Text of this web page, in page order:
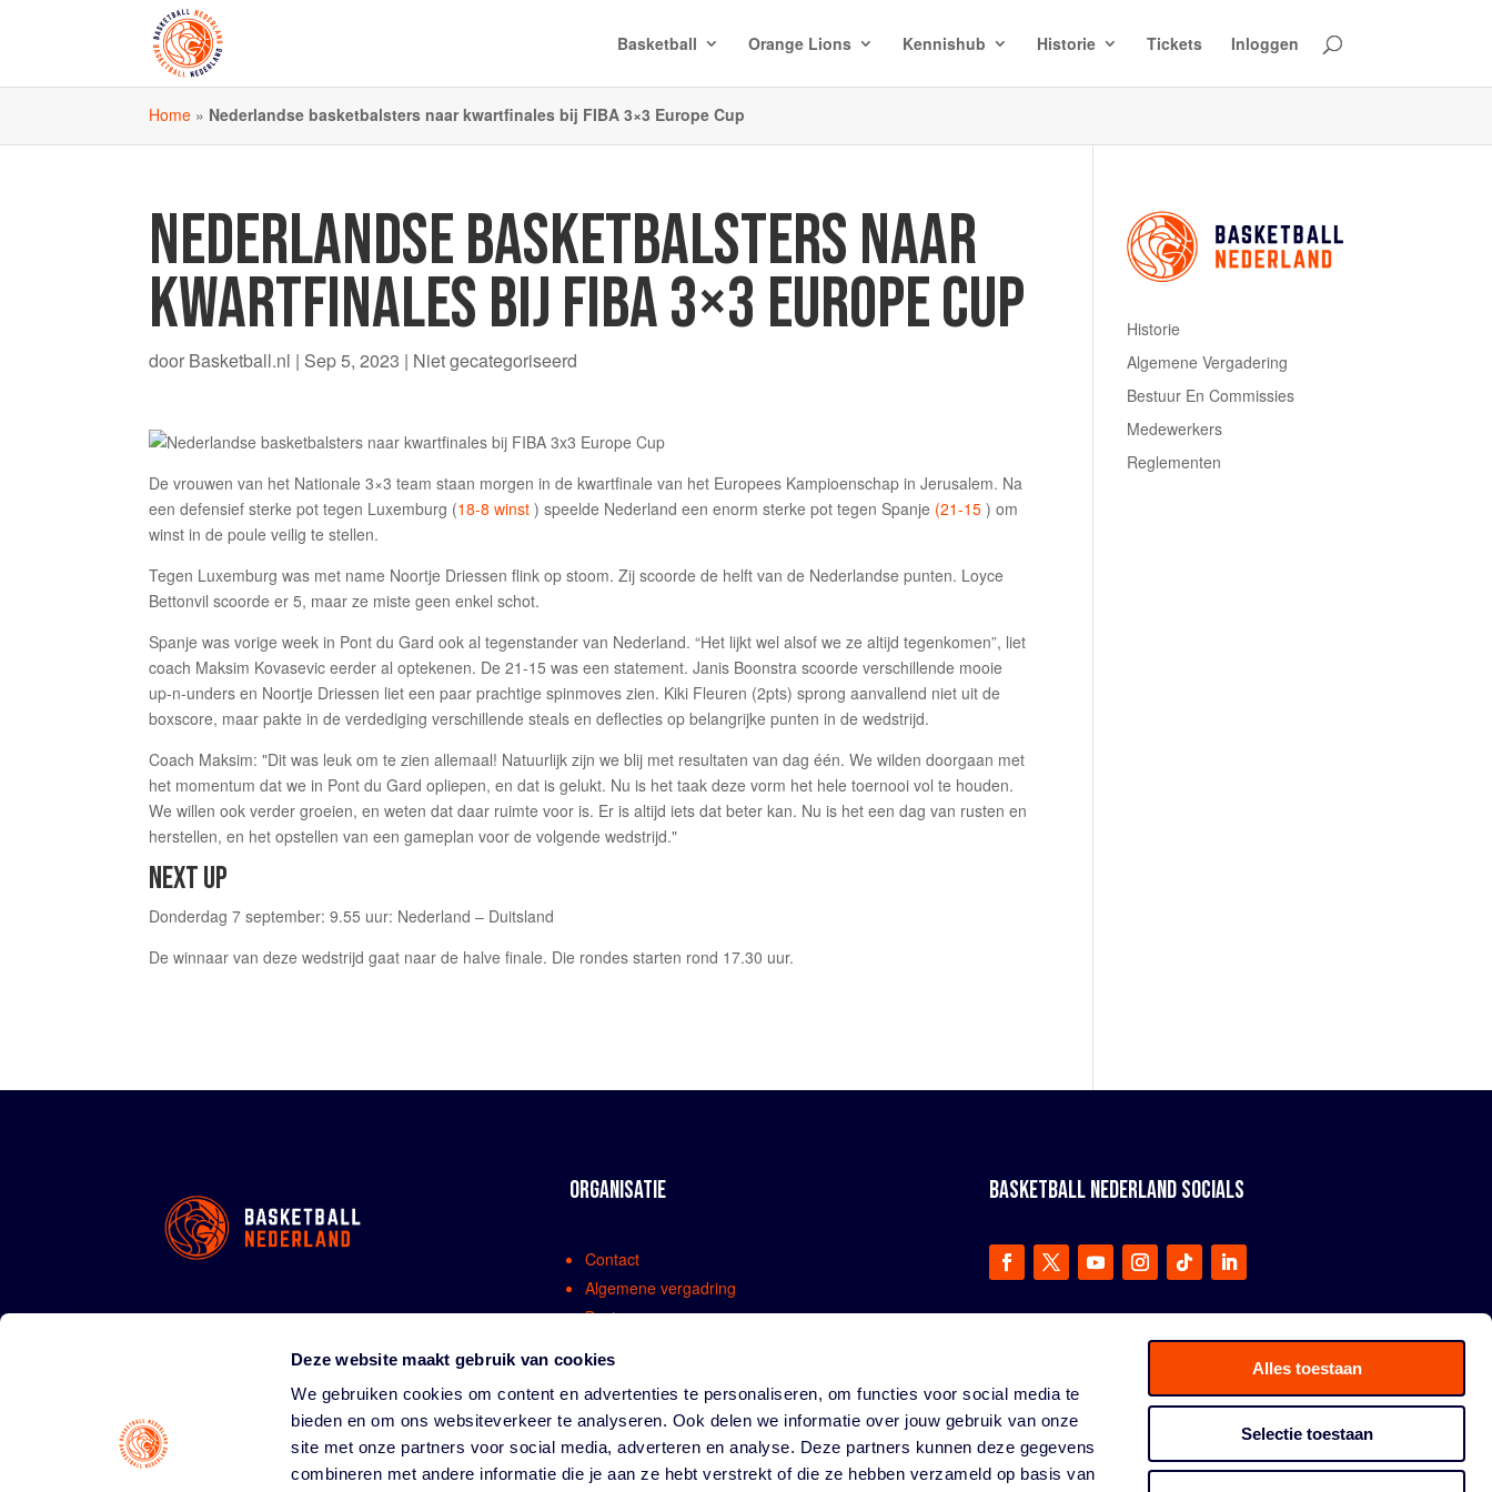
Deze website maakt gebruik van cookies
We gebruiken cookies om content en advertenties te personaliseren, om functies voor social media te
bieden en om ons websiteverkeer te analyseren. Ook delen we informatie over jouw gebruik van onze
site met onze partners voor social media, adverteren en analyse. Deze partners kunnen deze gegevens
combineren met andere informatie die je aan ze hebt verstrekt of die ze hebben verzameld op basis van
Alles toestaan
Selectie toestaan
Basketball Orange Lions Kennishub Historie Tickets Inloggen
Home » Nederlandse basketbalsters naar kwartfinales bij FIBA 3×3 Europe Cup
NEDERLANDSE BASKETBALSTERS NAAR
KWARTFINALES BIJ FIBA 3×3 EUROPE CUP
door Basketball.nl | Sep 5, 2023 | Niet gecategoriseerd
De vrouwen van het Nationale 3×3 team staan morgen in de kwartfinale van het Europees Kampioenschap in Jerusalem. Na
een defensief sterke pot tegen Luxemburg (18-8 winst ) speelde Nederland een enorm sterke pot tegen Spanje (21-15 ) om
winst in de poule veilig te stellen.
Tegen Luxemburg was met name Noortje Driessen flink op stoom. Zij scoorde de helft van de Nederlandse punten. Loyce
Bettonvil scoorde er 5, maar ze miste geen enkel schot.
Spanje was vorige week in Pont du Gard ook al tegenstander van Nederland. “Het lijkt wel alsof we ze altijd tegenkomen”, liet
coach Maksim Kovasevic eerder al optekenen. De 21-15 was een statement. Janis Boonstra scoorde verschillende mooie
up-n-unders en Noortje Driessen liet een paar prachtige spinmoves zien. Kiki Fleuren (2pts) sprong aanvallend niet uit de
boxscore, maar pakte in de verdediging verschillende steals en deflecties op belangrijke punten in de wedstrijd.
Coach Maksim: "Dit was leuk om te zien allemaal! Natuurlijk zijn we blij met resultaten van dag één. We wilden doorgaan met
het momentum dat we in Pont du Gard opliepen, en dat is gelukt. Nu is het taak deze vorm het hele toernooi vol te houden.
We willen ook verder groeien, en weten dat daar ruimte voor is. Er is altijd iets dat beter kan. Nu is het een dag van rusten en
herstellen, en het opstellen van een gameplan voor de volgende wedstrijd."
NEXT UP
Donderdag 7 september: 9.55 uur: Nederland – Duitsland
De winnaar van deze wedstrijd gaat naar de halve finale. Die rondes starten rond 17.30 uur.
Historie
Algemene Vergadering
Bestuur En Commissies
Medewerkers
Reglementen
ORGANISATIE
Contact
Algemene vergadring
Bestuur
Bondsreglementen
Klachtenregeling
Partners
BASKETBALL NEDERLAND SOCIALS